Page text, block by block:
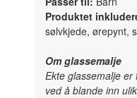
Produktet
sølvkjede, ørepynt,
Om glassemalje
Ekte glassemalje
ved å blande inn